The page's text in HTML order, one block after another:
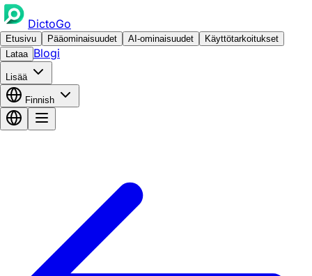
DictoGo
Etusivu Pääominaisuudet AI-ominaisuudet
Käyttötarkoitukset
Lataa Blogi
Lisää
Finnish